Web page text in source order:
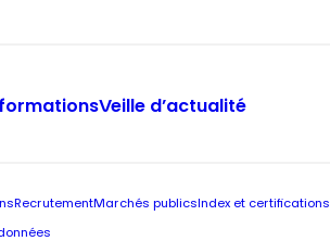
formationsVeille d’actualité
RecrutementMarchés publics Index et certifications